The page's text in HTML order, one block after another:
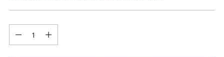
Ποσότητα